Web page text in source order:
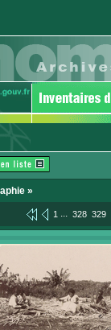
»
1 ... 328 329